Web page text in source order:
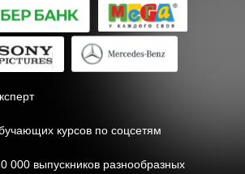
курсов по соцсетям
000 выпускников разнообразных